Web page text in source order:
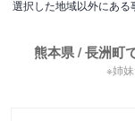
選択した地域以外にある
熊本県 / 長洲町
※姉